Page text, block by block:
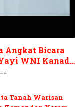
Angkat Bicara
WNI Kanada
Miliar
Tanah Warisan